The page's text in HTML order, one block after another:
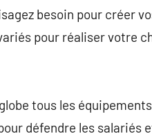
besoin pour créer
pour réaliser votre
tous les
défendre les salariés